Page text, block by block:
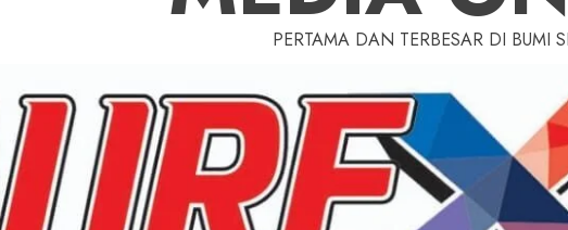
PERTAMA DAN TERBESAR DI BUMI